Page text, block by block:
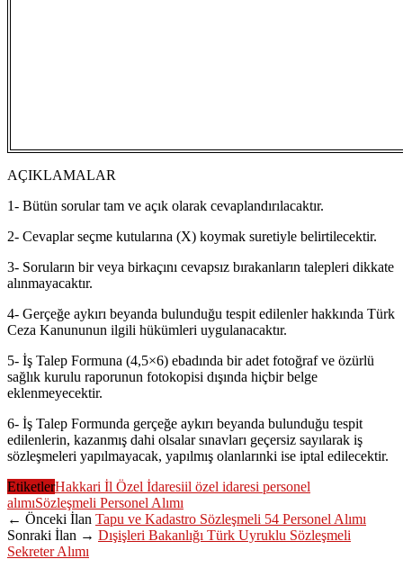
AÇIKLAMALAR
1- Bütün sorular tam ve açık olarak cevaplandırılacaktır.
2- Cevaplar seçme kutularına (X) koymak suretiyle belirtilecektir.
3- Soruların bir veya birkaçını cevapsız bırakanların talepleri dikkate
alınmayacaktır.
4- Gerçeğe aykırı beyanda bulunduğu tespit edilenler hakkında Türk
Ceza Kanununun ilgili hükümleri uygulanacaktır.
5- İş Talep Formuna (4,5×6) ebadında bir adet fotoğraf ve özürlü
sağlık kurulu raporunun fotokopisi dışında hiçbir belge
eklenmeyecektir.
6- İş Talep Formunda gerçeğe aykırı beyanda bulunduğu tespit
edilenlerin, kazanmış dahi olsalar sınavları geçersiz sayılarak iş
sözleşmeleri yapılmayacak, yapılmış olanlarınki ise iptal edilecektir.
EtiketlerHakkari İl Özel İdaresiil özel idaresi personel
alımıSözleşmeli Personel Alımı
← Önceki İlan Tapu ve Kadastro Sözleşmeli 54 Personel Alımı
Sonraki İlan → Dışişleri Bakanlığı Türk Uyruklu Sözleşmeli
Sekreter Alımı